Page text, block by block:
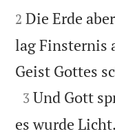


2 Die Erde
lag Finsternis
Geist Gottes

3 Und Gott
es wurde Licht.